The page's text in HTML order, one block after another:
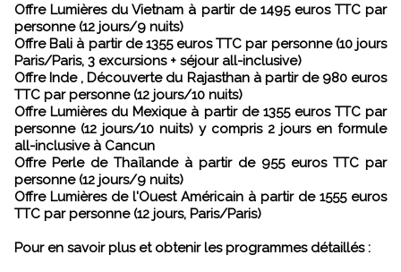
Offre Lumières du Vietnam à partir de 1495 euros TTC par
personne (12 jours/9 nuits)
Offre Bali à partir de 1355 euros TTC par personne (10 jours
Paris/Paris, 3 excursions + séjour all-inclusive)
Offre Inde , Découverte du Rajasthan à partir de 980 euros
TTC par personne (12 jours/10 nuits)
Offre Lumières du Mexique à partir de 1355 euros TTC par
personne (12 jours/10 nuits) y compris 2 jours en formule
all-inclusive à Cancun
Offre Perle de Thaïlande à partir de 955 euros TTC par
personne (12 jours/9 nuits)
Offre Lumières de l'Ouest Américain à partir de 1555 euros
TTC par personne (12 jours, Paris/Paris)
Pour en savoir plus et obtenir les programmes détaillés :